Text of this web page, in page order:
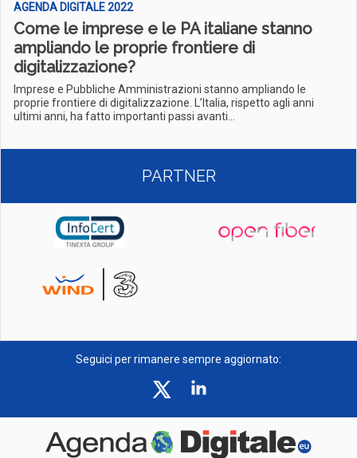
AGENDA DIGITALE 2022
Come le imprese e le PA italiane stanno
ampliando le proprie frontiere di
digitalizzazione?
Imprese e Pubbliche Amministrazioni stanno ampliando le
proprie frontiere di digitalizzazione. L’Italia, rispetto agli anni
ultimi anni, ha fatto importanti passi avanti...
PARTNER
Seguici per rimanere sempre aggiornato: